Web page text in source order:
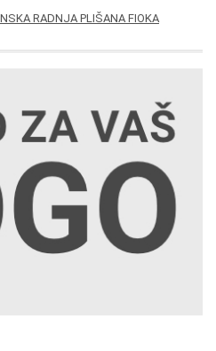
RADNJA PLIŠANA FIOKA